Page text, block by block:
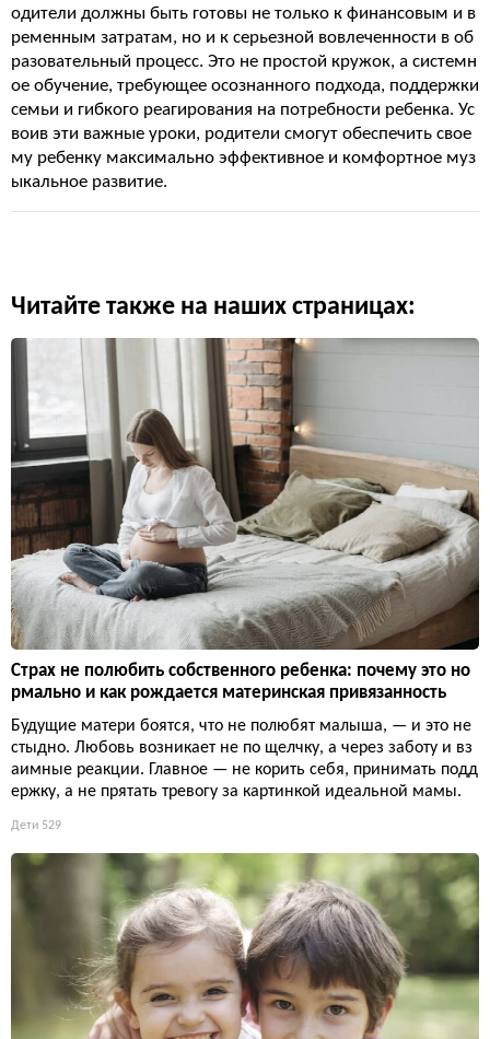
одители должны быть готовы не только к финансовым и в
ременным затратам, но и к серьезной вовлеченности в об
разовательный процесс. Это не простой кружок, а системн
ое обучение, требующее осознанного подхода, поддержки
семьи и гибкого реагирования на потребности ребенка. Ус
воив эти важные уроки, родители смогут обеспечить свое
му ребенку максимально эффективное и комфортное муз
ыкальное развитие.
Читайте также на наших страницах:
Страх не полюбить собственного ребенка: почему это но
рмально и как рождается материнская привязанность
Будущие матери боятся, что не полюбят малыша, — и это не
стыдно. Любовь возникает не по щелчку, а через заботу и вз
аимные реакции. Главное — не корить себя, принимать подд
ержку, а не прятать тревогу за картинкой идеальной мамы.
Дети 529